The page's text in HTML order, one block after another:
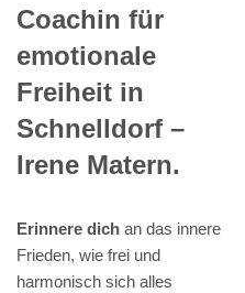
Coachin für
emotionale
Freiheit in
Schnelldorf –
Irene Matern.
Erinnere dich an das innere
Frieden, wie frei und
harmonisch sich alles